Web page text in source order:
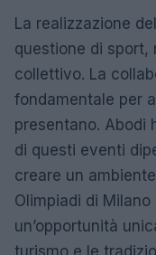
La realizzazione
questione di sport,
collettivo. La
fondamentale per
presentano. Abodi
di questi eventi
creare un
Olimpiadi di
un’opportunità
turismo e le